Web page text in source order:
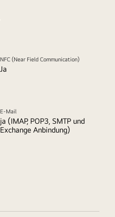
NFC (Near Field Communication)
Ja
E-Mail
ja (IMAP, POP3, SMTP und
Exchange Anbindung)